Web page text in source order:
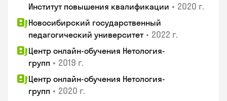
Институт повышения квалификации • 2020 г.
Новосибирский государственный
педагогический университет • 2022 г.
Центр онлайн-обучения Нетология-
групп • 2019 г.
Центр онлайн-обучения Нетология-
групп • 2020 г.